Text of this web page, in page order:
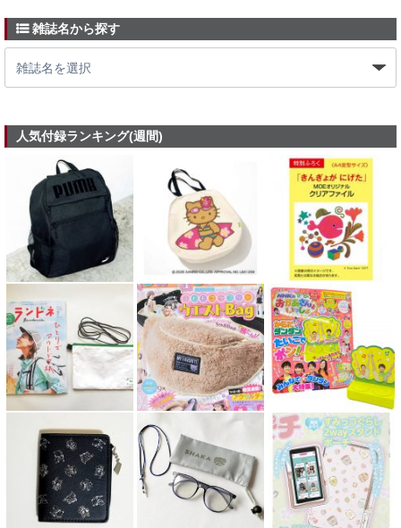
雑誌名から探す
人気付録ランキング(週間)